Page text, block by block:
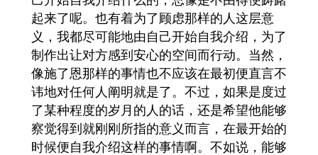
起来了呢。也有着为了顾虑那样的人这层意
义，我都尽可能地由自己开始自我介绍，为了
制作出让对方感到安心的空间而行动。当然，
像施了恩那样的事情也不应该在最初便直言不
讳地对任何人阐明就是了。不过，如果是度过
了某种程度的岁月的人的话，还是希望他能够
察觉得到就刚刚所指的意义而言，在最开始的
时候便自我介绍这样的事情啊。不如说，能够